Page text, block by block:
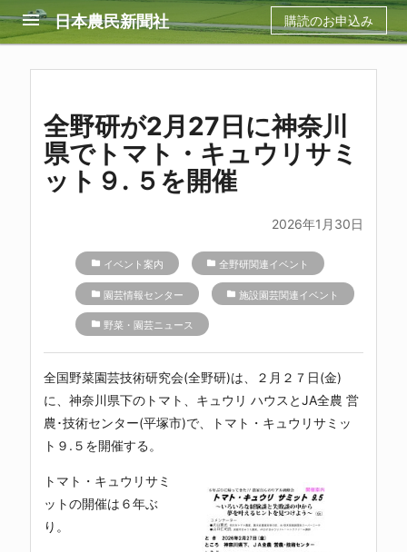
menu 日本農民新聞社 購読のお申込み
全野研が2月27日に神奈川
県でトマト・キュウリサミ
ット９. ５を開催
2026年1月30日
folder イベント案内 folder 全野研関連イベント
folder 園芸情報センター folder 施設園芸関連イベント
folder 野菜・園芸ニュース
全国野菜園芸技術研究会(全野研)は、２月２７日(金)
に、神奈川県下のトマト、キュウリ ハウスとJA全農 営
農･技術センター(平塚市)で、トマト・キュウリサミッ
ト９.５を開催する。
トマト・キュウリサミ
ットの開催は６年ぶ
り。